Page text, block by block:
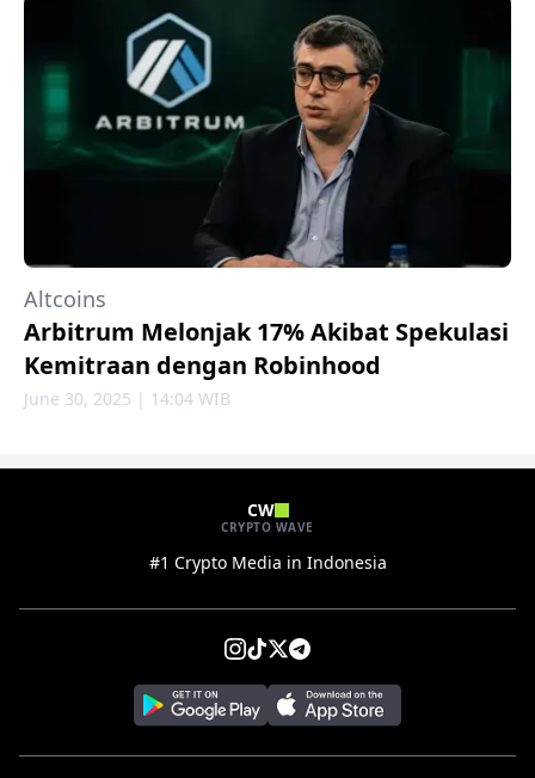
Altcoins
Arbitrum Melonjak 17% Akibat Spekulasi
Kemitraan dengan Robinhood
June 30, 2025 | 14:04 WIB
CW
CRYPTO WAVE
#1 Crypto Media in Indonesia